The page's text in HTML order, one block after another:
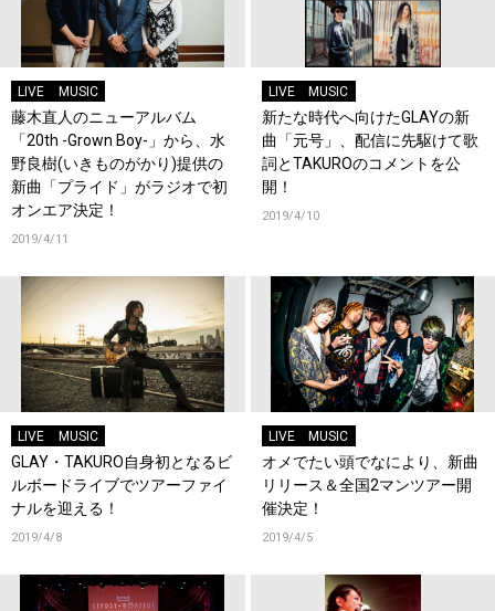
LIVE MUSIC
藤木直人のニューアルバム
「20th -Grown Boy-」から、水
野良樹(いきものがかり)提供の
新曲「プライド」がラジオで初
オンエア決定！
2019/4/11
LIVE MUSIC
新たな時代へ向けたGLAYの新
曲「元号」、配信に先駆けて歌
詞とTAKUROのコメントを公
開！
2019/4/10
LIVE MUSIC
GLAY・TAKURO自身初となるビ
ルボードライブでツアーファイ
ナルを迎える！
2019/4/8
LIVE MUSIC
オメでたい頭でなにより、新曲
リリース＆全国2マンツアー開
催決定！
2019/4/5